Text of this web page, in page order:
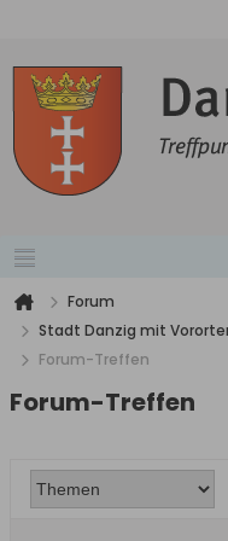
Forum
Stadt Danzig mit
Forum-Treffen
Forum-Treffen